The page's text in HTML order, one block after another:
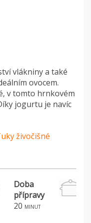
vlákniny a také
ovocem.
v tomto hrnkovém
jogurtu je navíc
živočišné
Doba
přípravy
20 minut